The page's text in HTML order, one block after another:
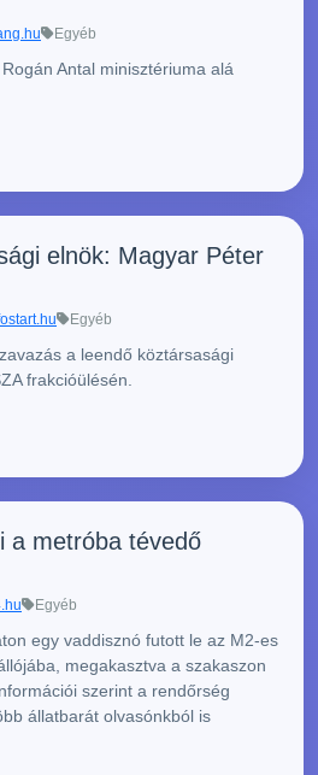
Egyéb
Antal minisztériuma alá
elnök: Magyar Péter
Egyéb
a leendő köztársasági
frakcióülésén.
a metróba tévedő
Egyéb
egy vaddisznó futott le az M2-es
megakasztva a szakaszon
szerint a rendőrség
állatbarát olvasónkból is